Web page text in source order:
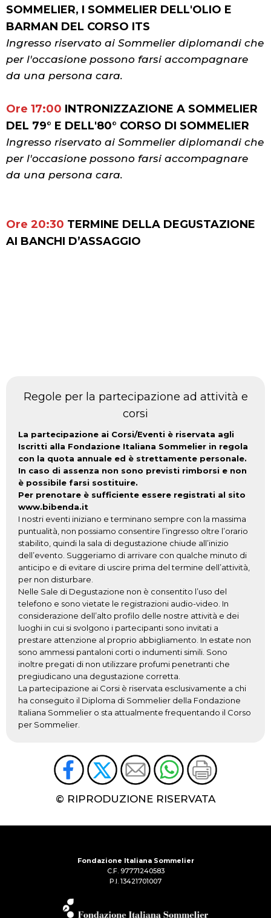
SOMMELIER, I SOMMELIER DELL'OLIO E
BARMAN DEL CORSO ITS
Ingresso riservato ai Sommelier diplomandi che
per l'occasione possono farsi accompagnare
da una persona cara.
Ore 17:00 INTRONIZZAZIONE A SOMMELIER
DEL 79° E DELL'80° CORSO DI SOMMELIER
Ingresso riservato ai Sommelier diplomandi che
per l'occasione possono farsi accompagnare
da una persona cara.
Ore 20:30 TERMINE DELLA DEGUSTAZIONE
AI BANCHI D’ASSAGGIO
Regole per la partecipazione ad attività e
corsi
La partecipazione ai Corsi/Eventi è riservata agli
Iscritti alla Fondazione Italiana Sommelier in regola
con la quota annuale ed è strettamente personale.
In caso di assenza non sono previsti rimborsi e non
è possibile farsi sostituire.
Per prenotare è sufficiente essere registrati al sito
www.bibenda.it
I nostri eventi iniziano e terminano sempre con la massima
puntualità, non possiamo consentire l’ingresso oltre l’orario
stabilito, quindi la sala di degustazione chiude all’inizio
dell’evento. Suggeriamo di arrivare con qualche minuto di
anticipo e di evitare di uscire prima del termine dell’attività,
per non disturbare.
Nelle Sale di Degustazione non è consentito l’uso del
telefono e sono vietate le registrazioni audio-video. In
considerazione dell’alto profilo delle nostre attività e dei
luoghi in cui si svolgono i partecipanti sono invitati a
prestare attenzione al proprio abbigliamento. In estate non
sono ammessi pantaloni corti o indumenti simili. Sono
inoltre pregati di non utilizzare profumi penetranti che
pregiudicano una degustazione corretta.
La partecipazione ai Corsi è riservata esclusivamente a chi
ha conseguito il Diploma di Sommelier della Fondazione
Italiana Sommelier o sta attualmente frequentando il Corso
per Sommelier.
© RIPRODUZIONE RISERVATA
Fondazione Italiana Sommelier
C.F. 97771240583
P.I. 13421701007